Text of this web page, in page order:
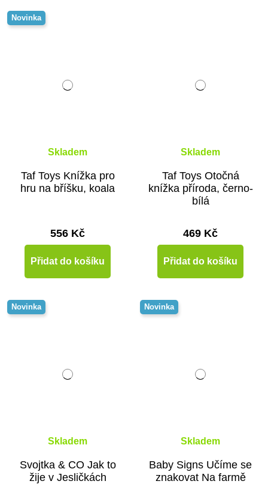
Novinka
Skladem
Taf Toys Knížka pro
hru na bříšku, koala
556 Kč
Přidat do košíku
Skladem
Taf Toys Otočná
knížka příroda, černo-
bílá
469 Kč
Přidat do košíku
Novinka
Skladem
Svojtka & CO Jak to
žije v Jesličkách
Novinka
Skladem
Baby Signs Učíme se
znakovat Na farmě